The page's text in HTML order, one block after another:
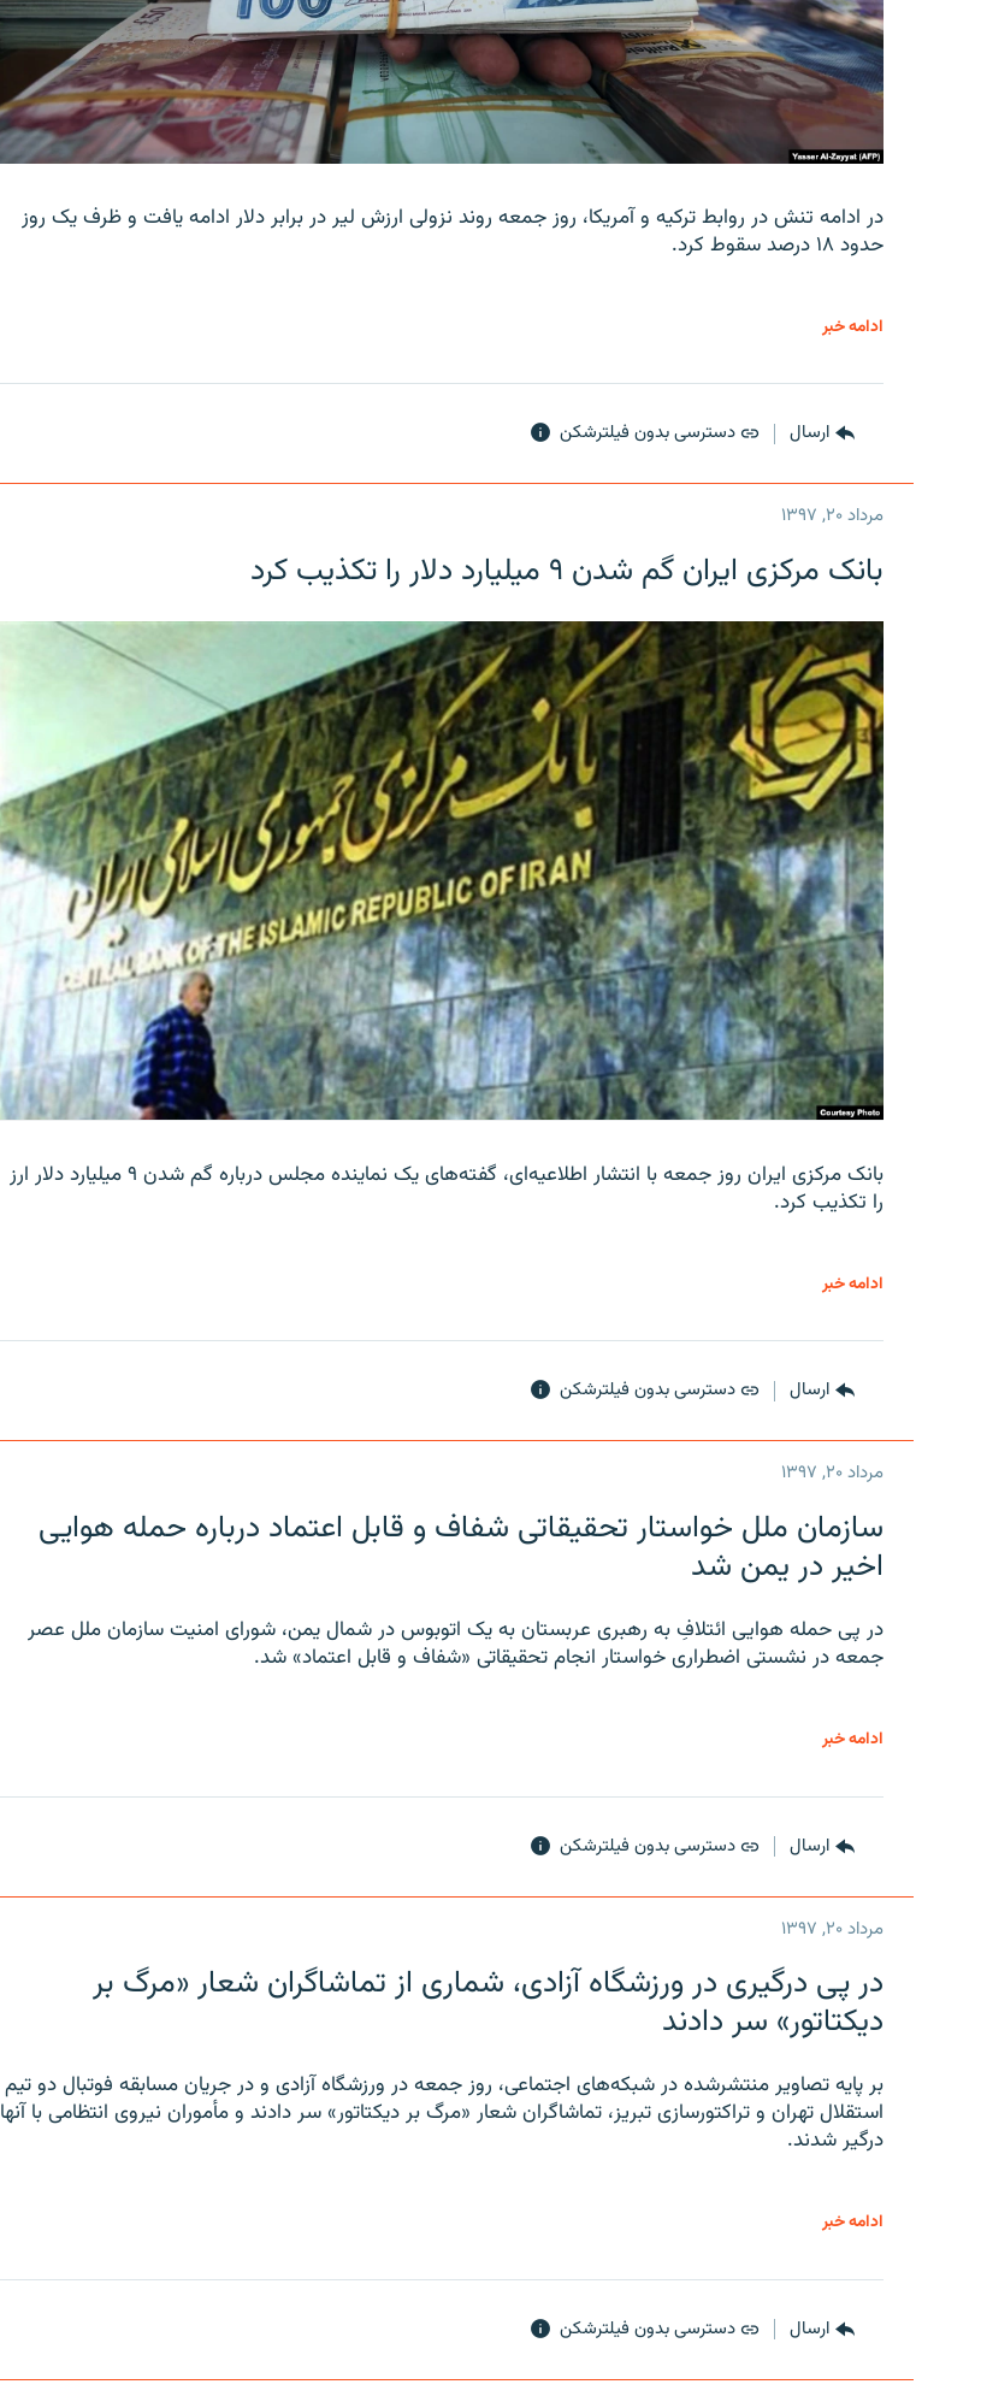
در ادامه تنش در روابط ترکیه و آمریکا، روز جمعه روند نزولی ارزش لیر در برابر دلار ادامه یافت و ظرف یک روز
حدود ۱۸ درصد سقوط کرد.
ادامه خبر
ارسال دسترسی بدون فیلترشکن
مرداد ۲۰, ۱۳۹۷
بانک مرکزی ایران گم شدن ۹ میلیارد دلار را تکذیب کرد
بانک مرکزی ایران روز جمعه با انتشار اطلاعیه‌ای، گفته‌های یک نماینده مجلس درباره گم شدن ۹ میلیارد دلار ارز
را تکذیب کرد.
ادامه خبر
ارسال دسترسی بدون فیلترشکن
مرداد ۲۰, ۱۳۹۷
سازمان ملل خواستار تحقیقاتی شفاف و قابل اعتماد درباره حمله هوایی
اخیر در یمن شد
در پی حمله هوایی ائتلافِ به رهبری عربستان به یک اتوبوس در شمال یمن، شورای امنیت سازمان ملل عصر
جمعه در نشستی اضطراری خواستار انجام تحقیقاتی «شفاف و قابل اعتماد» شد.
ادامه خبر
ارسال دسترسی بدون فیلترشکن
مرداد ۲۰, ۱۳۹۷
در پی درگیری در ورزشگاه آزادی، شماری از تماشاگران شعار «مرگ بر
دیکتاتور» سر دادند
بر پایه تصاویر منتشرشده در شبکه‌های اجتماعی، روز جمعه در ورزشگاه آزادی و در جریان مسابقه فوتبال دو تیم
استقلال تهران و تراکتورسازی تبریز، تماشاگران شعار «مرگ بر دیکتاتور» سر دادند و مأموران نیروی انتظامی با آنها
درگیر شدند.
ادامه خبر
ارسال دسترسی بدون فیلترشکن